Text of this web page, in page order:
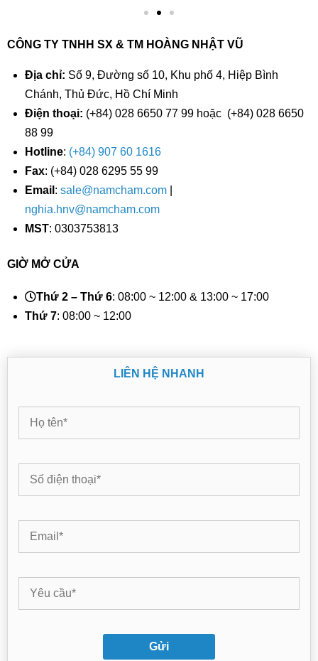
CÔNG TY TNHH SX & TM HOÀNG NHẬT VŨ
Địa chỉ: Số 9, Đường số 10, Khu phố 4, Hiệp Bình
Chánh, Thủ Đức, Hồ Chí Minh
Điện thoại: (+84) 028 6650 77 99 hoặc (+84) 028 6650
88 99
Hotline: (+84) 907 60 1616
Fax: (+84) 028 6295 55 99
Email : sale@namcham.com
nghia.hnv@namcham.com
MST: 0303753813
GIỜ MỞ CỬA
Thứ 2 – Thứ 6: 08:00 ~ 12:00 & 13:00 ~ 17:00
Thứ 7: 08:00 ~ 12:00
LIÊN HỆ NHANH